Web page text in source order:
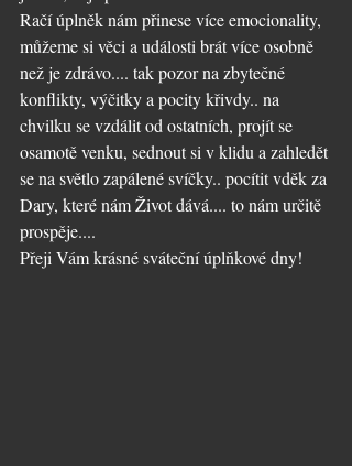
Račí úplněk nám přinese více emocionality,
můžeme si věci a události brát více osobně
než je zdrávo.... tak pozor na zbytečné
konflikty, výčitky a pocity křivdy.. na
chvilku se vzdálit od ostatních, projít se
osamotě venku, sednout si v klidu a zahledět
se na světlo zapálené svíčky.. pocítit vděk za
Dary, které nám Život dává.... to nám určitě
prospěje....
Přeji Vám krásné sváteční úplňkové dny!